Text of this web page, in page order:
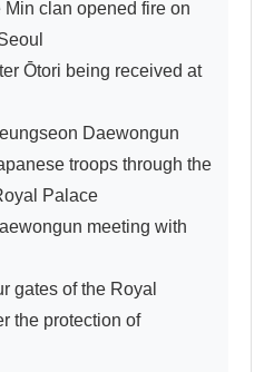
clan opened fire on
Ōtori being received at
Daewongun
troops through the
Palace
meeting with
gates of the Royal
the protection of